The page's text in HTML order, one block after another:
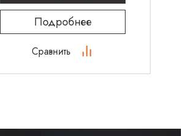
Подробнее
Сравнить